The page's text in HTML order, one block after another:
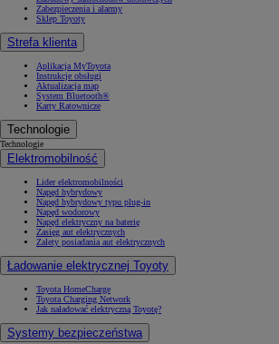
Zabezpieczenia i alarmy
Sklep Toyoty
Strefa klienta
Aplikacja MyToyota
Instrukcje obsługi
Aktualizacja map
System Bluetooth®
Karty Ratownicze
Technologie
Technologie
Elektromobilność
Lider elektromobilności
Napęd hybrydowy
Napęd hybrydowy typu plug-in
Napęd wodorowy
Napęd elektryczny na baterię
Zasięg aut elektrycznych
Zalety posiadania aut elektrycznych
Ładowanie elektrycznej Toyoty
Toyota HomeCharge
Toyota Charging Network
Jak naładować elektryczną Toyotę?
Systemy bezpieczeństwa